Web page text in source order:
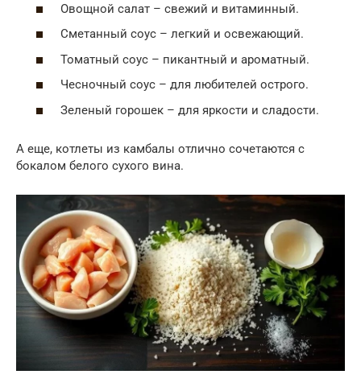
Овощной салат – свежий и витаминный.
Сметанный соус – легкий и освежающий.
Томатный соус – пикантный и ароматный.
Чесночный соус – для любителей острого.
Зеленый горошек – для яркости и сладости.
А еще, котлеты из камбалы отлично сочетаются с
бокалом белого сухого вина.